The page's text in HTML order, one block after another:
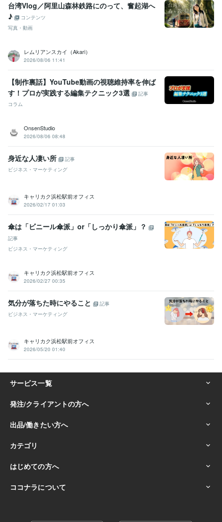
台湾Vlog／阿里山森林鉄路にのって、奮起湖へ
♪
コンテンツ
写真・動画
レムリアンスカイ（Akari）
2026/08/06 11:41
【制作裏話】YouTube動画の視聴維持率を伸ば
す！プロが実践する編集テクニック3選
記事
コラム
OnsenStudio
2026/08/06 08:48
身近な人凄い所
記事
ビジネス・マーケティング
キャリカク浜松駅前オフィス
2026/02/17 01:03
傘は「ビニール傘派」or「しっかり傘派」？
記事
ビジネス・マーケティング
キャリカク浜松駅前オフィス
2026/02/27 00:35
気分が落ちた時にやること
記事
ビジネス・マーケティング
キャリカク浜松駅前オフィス
2026/05/20 01:40